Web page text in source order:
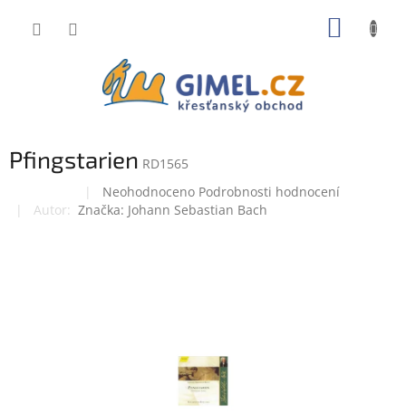
Pfingstarien RD1565
Průměrné
hodnocení
Neohodnoceno Podrobnosti hodnocení
Značka: Johann Sebastian Bach